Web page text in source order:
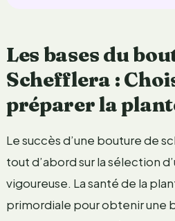
Les bases du
Schefflera :
préparer la
Le succès d’une bouture de
tout d’abord sur la sélection
vigoureuse. La santé de la
primordiale pour obtenir une